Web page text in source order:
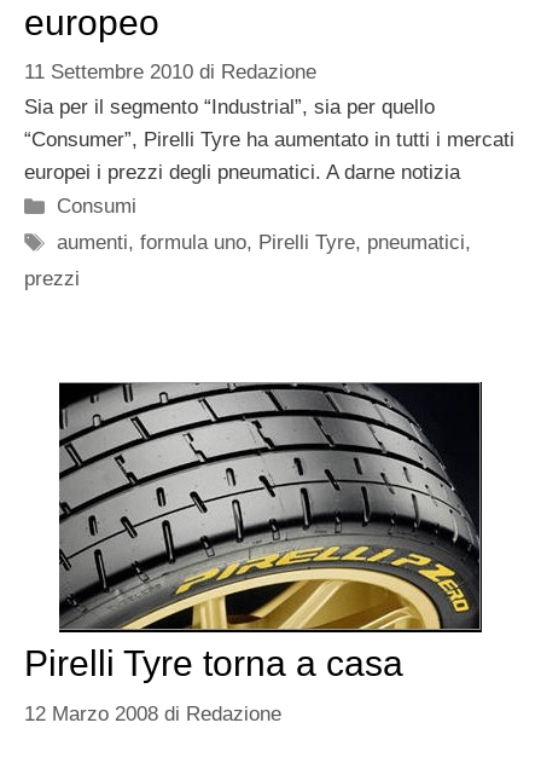
europeo
11 Settembre 2010 di Redazione
Sia per il segmento “Industrial”, sia per quello
“Consumer”, Pirelli Tyre ha aumentato in tutti i mercati
europei i prezzi degli pneumatici. A darne notizia
Categorie
Consumi
Tag
aumenti,formula uno, Pirelli Tyre, pneumatici,
prezzi
Pirelli Tyre torna a casa
12 Marzo 2008 di Redazione